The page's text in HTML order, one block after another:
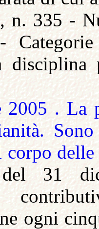
n. 335 -
-
2005 . La
corpo
31
ogni